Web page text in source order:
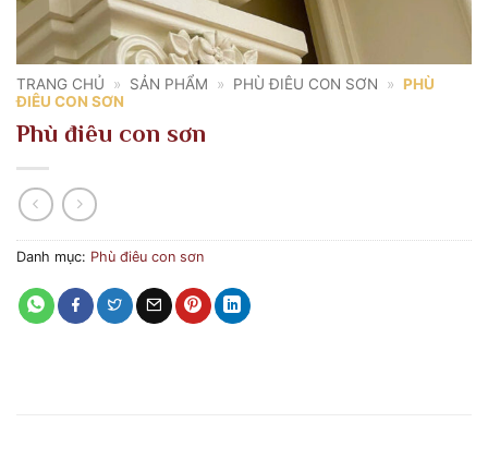
TRANG CHỦ » SẢN PHẨM » PHÙ ĐIÊU CON SƠN » PHÙ
ĐIÊU CON SƠN
Phù điêu con sơn
Danh mục: Phù điêu con sơn